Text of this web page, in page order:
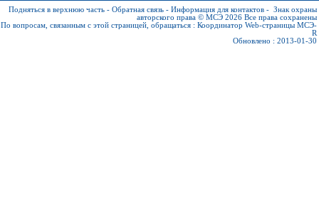
Подняться в верхнюю часть - Обратная связь - Информация для контактов - Знак охраны
авторского права © МСЭ 2026 Все права сохранены
По вопросам, связанным с этой страницей, обращаться : Координатор Web-страницы МСЭ-
R
Обновлено : 2013-01-30